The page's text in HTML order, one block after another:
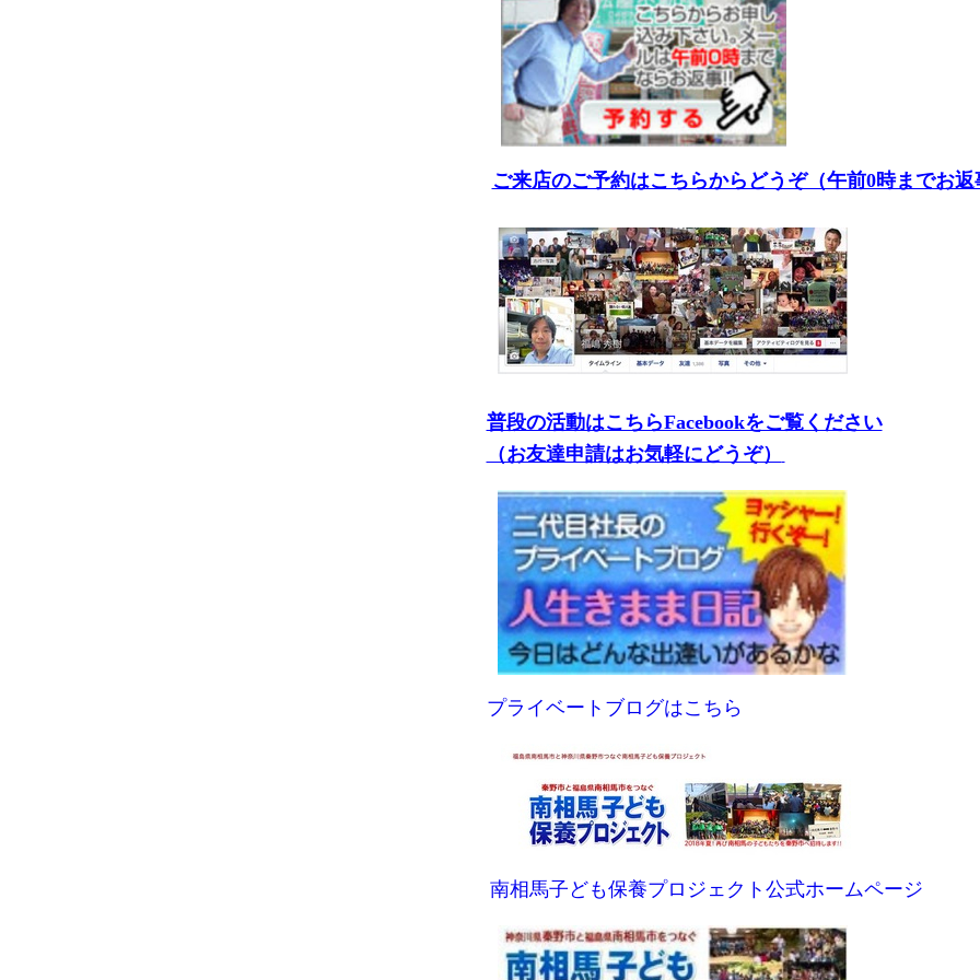
ご来店のご予約はこちらからどうぞ（午前0時までお返
普段の活動はこちらFacebookをご覧ください
（お友達申請はお気軽にどうぞ）
プライベートブログはこちら
南相馬子ども保養プロジェクト公式ホームページ